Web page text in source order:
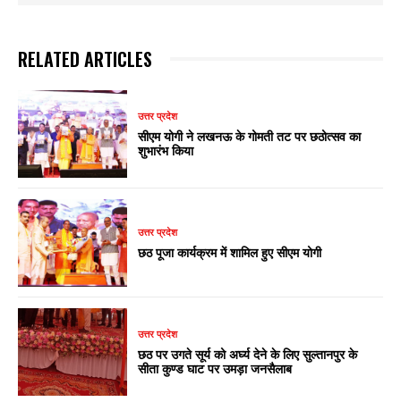
RELATED ARTICLES
उत्तर प्रदेश
सीएम योगी ने लखनऊ के गोमती तट पर छठोत्सव का
शुभारंभ किया
उत्तर प्रदेश
छठ पूजा कार्यक्रम में शामिल हुए सीएम योगी
उत्तर प्रदेश
छठ पर उगते सूर्य को अर्घ्य देने के लिए सुल्तानपुर के
सीता कुण्ड घाट पर उमड़ा जनसैलाब